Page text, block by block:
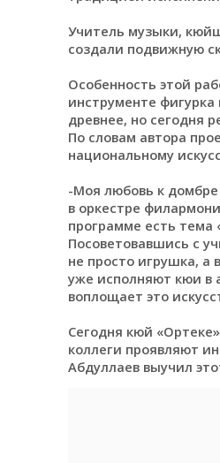
Учитель музыки,
создали подвижную
Особенность этой
инструменте
древнее, но сегодня
По словам автора
национальному
-Моя любовь к домбре
в оркестре
программе есть тема
Посоветовавшись с
не просто игрушка,
уже исполняют кюи в
воплощает это
Сегодня кюй
коллеги проявляют
Абдуллаев выучил